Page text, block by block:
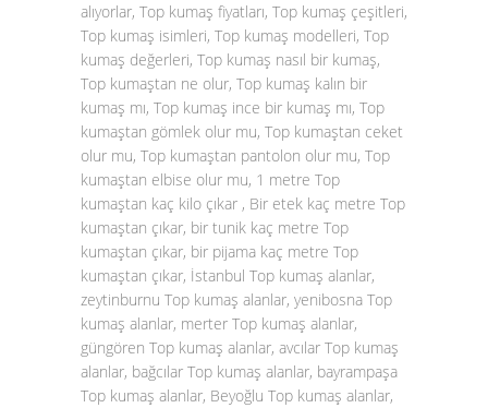
alıyorlar, Top kumaş fiyatları, Top kumaş çeşitleri,
Top kumaş isimleri, Top kumaş modelleri, Top
kumaş değerleri, Top kumaş nasıl bir kumaş,
Top kumaştan ne olur, Top kumaş kalın bir
kumaş mı, Top kumaş ince bir kumaş mı, Top
kumaştan gömlek olur mu, Top kumaştan ceket
olur mu, Top kumaştan pantolon olur mu, Top
kumaştan elbise olur mu, 1 metre Top
kumaştan kaç kilo çıkar , Bir etek kaç metre Top
kumaştan çıkar, bir tunik kaç metre Top
kumaştan çıkar, bir pijama kaç metre Top
kumaştan çıkar, İstanbul Top kumaş alanlar,
zeytinburnu Top kumaş alanlar, yenibosna Top
kumaş alanlar, merter Top kumaş alanlar,
güngören Top kumaş alanlar, avcılar Top kumaş
alanlar, bağcılar Top kumaş alanlar, bayrampaşa
Top kumaş alanlar, Beyoğlu Top kumaş alanlar,